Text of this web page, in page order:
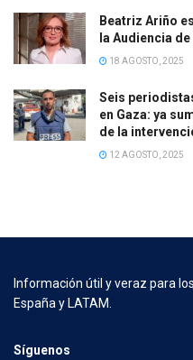
Beatriz Ariño
la Audiencia de
18 AGOSTO, 2025
Seis
en Gaza: ya
de la
12 AGOSTO, 2025
Información útil y veraz para
España y LATAM.
Síguenos